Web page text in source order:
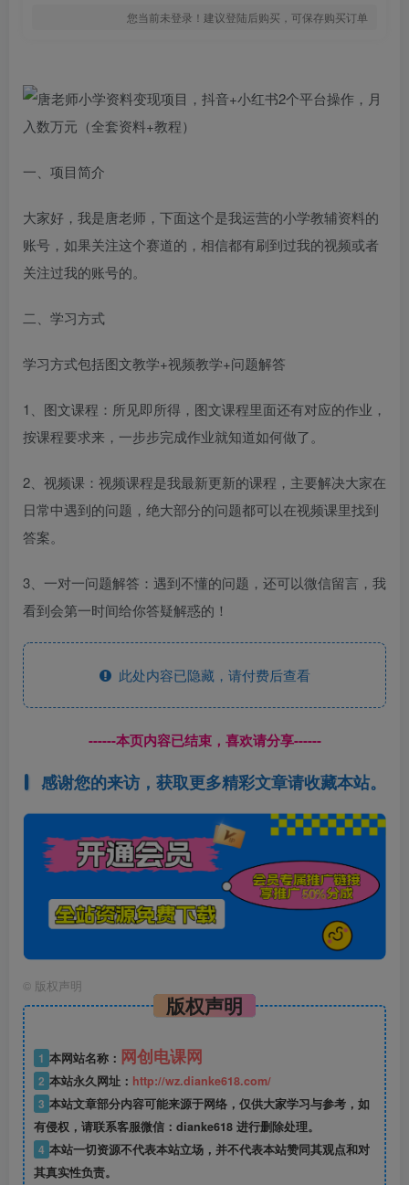
您当前未登录！建议登陆后购买，可保存购买订单
一、项目简介
大家好，我是唐老师，下面这个是我运营的小学教辅资料的
账号，如果关注这个赛道的，相信都有刷到过我的视频或者
关注过我的账号的。
二、学习方式
学习方式包括图文教学+视频教学+问题解答
1、图文课程：所见即所得，图文课程里面还有对应的作业，
按课程要求来，一步步完成作业就知道如何做了。
2、视频课：视频课程是我最新更新的课程，主要解决大家在
日常中遇到的问题，绝大部分的问题都可以在视频课里找到
答案。
3、一对一问题解答：遇到不懂的问题，还可以微信留言，我
看到会第一时间给你答疑解惑的！
此处内容已隐藏，请付费后查看
------本页内容已结束，喜欢请分享------
感谢您的来访，获取更多精彩文章请收藏本站。
© 版权声明
版权声明
1 本网站名称： 网创电课网
2 本站永久网址： http://wz.dianke618.com/
3 本站文章部分内容可能来源于网络，仅供大家学习与参考，如
有侵权，请联系客服微信：dianke618 进行删除处理。
4 本站一切资源不代表本站立场，并不代表本站赞同其观点和对
其真实性负责。